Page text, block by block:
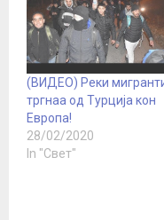
(ВИДЕО) Реки
тргнаа од Турција кон
Европа!
28/02/2020
In "Свет"